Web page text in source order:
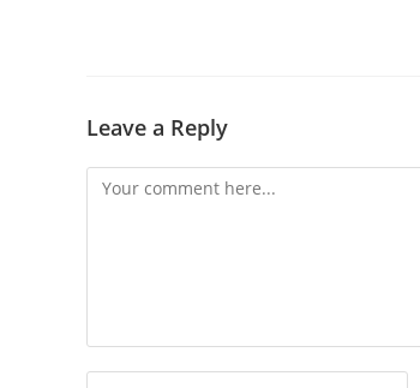
Leave a Reply